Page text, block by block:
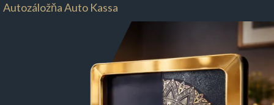
Autozáložňa Auto Kassa